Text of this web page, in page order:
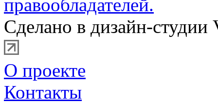
правообладателей.
Сделано в дизайн-студии
О проекте
Контакты